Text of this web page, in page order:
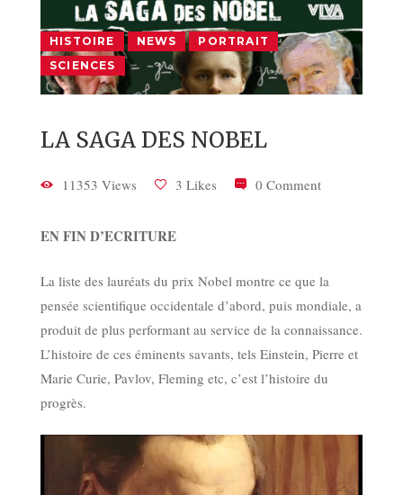
HISTOIRE NEWS
PORTRAIT
SCIENCES
LA SAGA DES NOBEL
11353 Views 3 Likes 0 Comment
EN FIN D’ECRITURE
La liste des lauréats du prix Nobel montre ce que la
pensée scientifique occidentale d’abord, puis mondiale, a
produit de plus performant au service de la connaissance.
L’histoire de ces éminents savants, tels Einstein, Pierre et
Marie Curie, Pavlov, Fleming etc, c’est l’histoire du
progrès.